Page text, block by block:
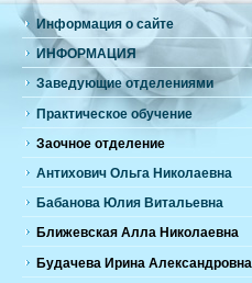
Информация о сайте
ИНФОРМАЦИЯ
Заведующие отделениями
Практическое обучение
Заочное отделение
Антихович Ольга Николаевна
Бабанова Юлия Витальевна
Ближевская Алла Николаевна
Будачева Ирина Александровна